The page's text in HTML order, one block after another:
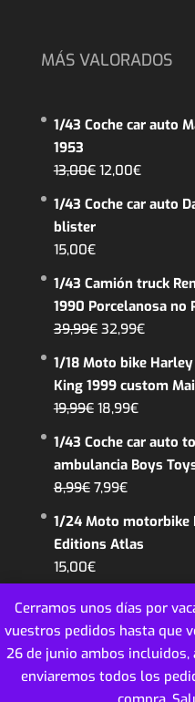
Cerramos unos días por
vuestros pedidos hasta que
26 de junio ambos
enviaremos todos los
MÁS VALORADOS
1/43 Coche car auto
1953
13,00€ El
original
12,00€El
actual
1/43 Coche car auto
blister
15,00€
1/43 Camión truck
1990 Porcelanosa no
39,99€ El
original
era:
39,99€.
32,99€El
actual
es:
1/18 Moto bike
King 1999 custom
19,99€ El
original
era:
19,99€.
18,99€El
actual
es:
1/43 Coche car auto
ambulancia Boys
8,99€ El
original
era:
8,99€.
7,99€El
actual
es:
1/24 Moto motorbike
Editions Atlas
15,00€
MINIATURAS